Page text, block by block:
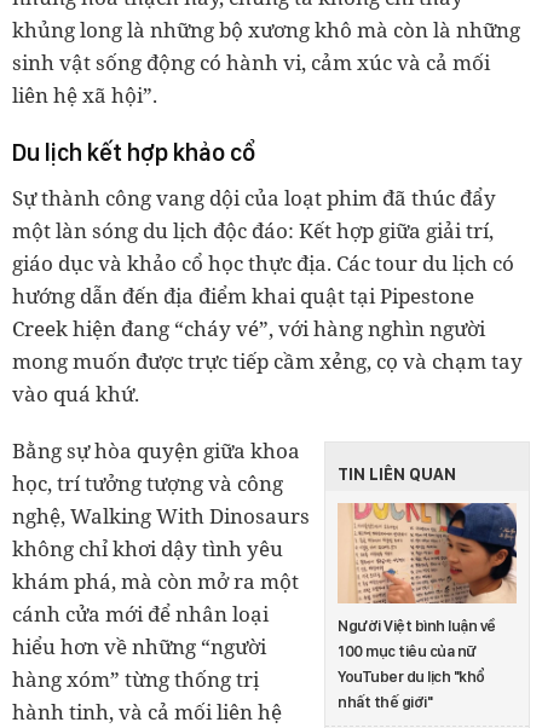
khủng long là những bộ xương khô mà còn là những
sinh vật sống động có hành vi, cảm xúc và cả mối
liên hệ xã hội”.
Du lịch kết hợp khảo cổ
Sự thành công vang dội của loạt phim đã thúc đẩy
một làn sóng du lịch độc đáo: Kết hợp giữa giải trí,
giáo dục và khảo cổ học thực địa. Các tour du lịch có
hướng dẫn đến địa điểm khai quật tại Pipestone
Creek hiện đang “cháy vé”, với hàng nghìn người
mong muốn được trực tiếp cầm xẻng, cọ và chạm tay
vào quá khứ.
TIN LIÊN QUAN
Người Việt bình luận về
100 mục tiêu của nữ
YouTuber du lịch "khổ
nhất thế giới"
Bằng sự hòa quyện giữa khoa
học, trí tưởng tượng và công
nghệ, Walking With Dinosaurs
không chỉ khơi dậy tình yêu
khám phá, mà còn mở ra một
cánh cửa mới để nhân loại
hiểu hơn về những “người
hàng xóm” từng thống trị
hành tinh, và cả mối liên hệ